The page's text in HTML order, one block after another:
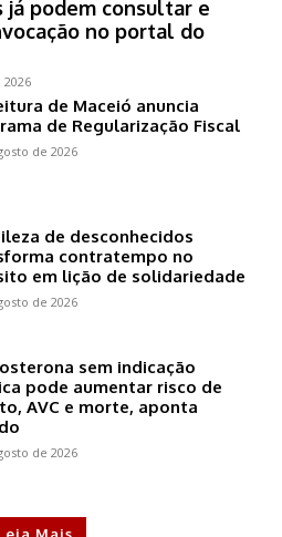
já podem consultar e
no portal do
de Maceió anuncia
de Regularização Fiscal
de 2026
de desconhecidos
contratempo no
em lição de solidariedade
de 2026
sem indicação
pode aumentar risco de
AVC e morte, aponta
de 2026
Mais